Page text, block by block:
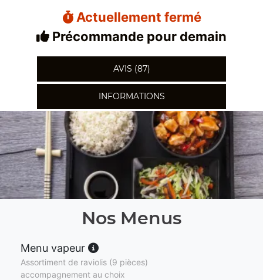
Actuellement fermé
Précommande pour demain
AVIS (87)
INFORMATIONS
Nos Menus
Menu vapeur
Assortiment de raviolis (9 pièces)
accompagnement au choix